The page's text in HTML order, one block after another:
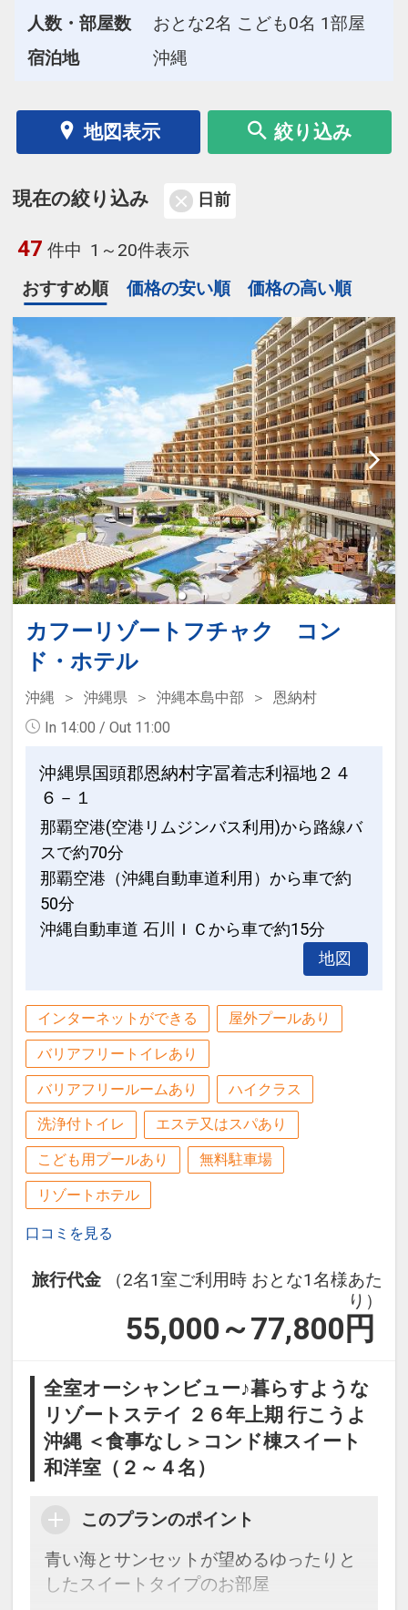
人数・部屋数
おとな2名 こども0名 1部屋
宿泊地
沖縄
地図表示 絞り込み
現在の絞り込み 日前
47 件中 1～20件表示
おすすめ順
価格の安い順 価格の高い順
カフーリゾートフチャク コン
ド・ホテル
沖縄 沖縄県 沖縄本島中部
恩納村
In 14:00 / Out 11:00
沖縄県国頭郡恩納村字冨着志利福地２４
６－１
那覇空港(空港リムジンバス利用)から路線バ
スで約70分
那覇空港（沖縄自動車道利用）から車で約
50分
沖縄自動車道 石川ＩＣから車で約15分
地図
インターネットができる 屋外プールあり
バリアフリートイレあり
バリアフリールームあり ハイクラス
洗浄付トイレ エステ又はスパあり
こども用プールあり 無料駐車場
リゾートホテル
口コミを見る
旅行代金
（2名1室ご利用時 おとな1名様あた
り）
55,000～77,800 円
全室オーシャンビュー♪暮らすような
リゾートステイ ２６年上期 行こうよ
沖縄 ＜食事なし＞コンド棟スイート
和洋室（２～４名）
このプランのポイント
青い海とサンセットが望めるゆったりと
したスイートタイプのお部屋